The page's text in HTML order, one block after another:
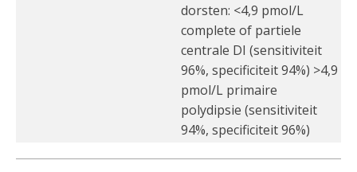
dorsten: <4,9 pmol/L
complete of partiele
centrale DI (sensitiviteit
96%, specificiteit 94%) >4,9
pmol/L primaire
polydipsie (sensitiviteit
94%, specificiteit 96%)